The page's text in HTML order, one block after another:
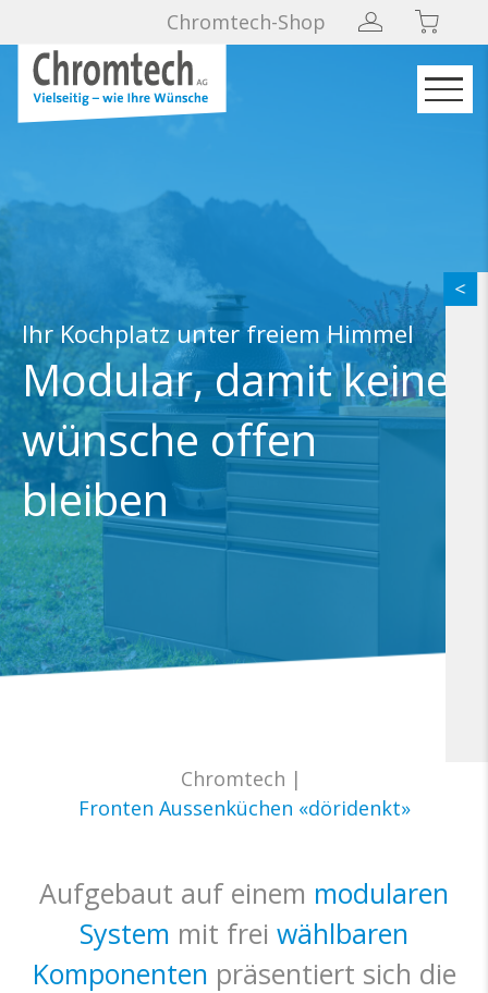
Chromtech-Shop
Ihr Kochplatz unter freiem Himmel
Modular, damit keine
wünsche offen
bleiben
Chromtech |
Fronten Aussenküchen «döridenkt»
Aufgebaut auf einem modularen
System mit frei wählbaren
Komponenten präsentiert sich die